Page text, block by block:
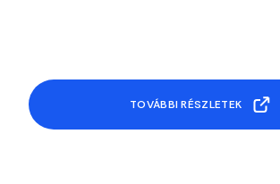
TOVÁBBI RÉSZLETEK